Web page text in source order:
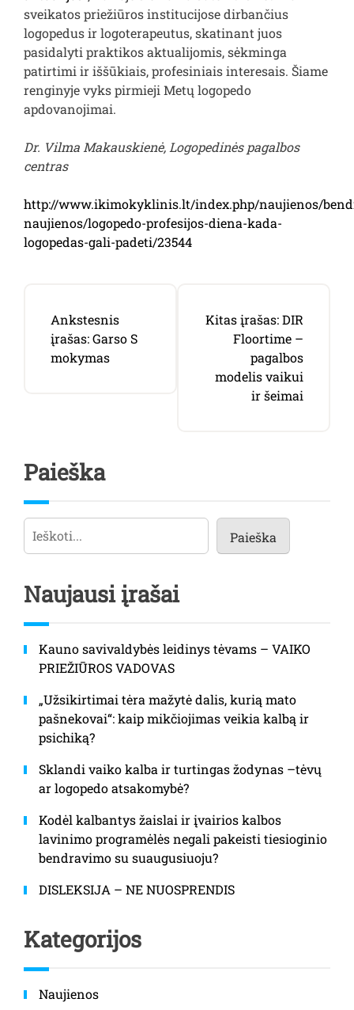
sveikatos priežiūros institucijose dirbančius
logopedus ir logoterapeutus, skatinant juos
pasidalyti praktikos aktualijomis, sėkminga
patirtimi ir iššūkiais, profesiniais interesais. Šiame
renginyje vyks pirmieji Metų logopedo
apdovanojimai.
Dr. Vilma Makauskienė, Logopedinės pagalbos
centras
http://www.ikimokyklinis.lt/index.php/naujienos/
naujienos/logopedo-profesijos-diena-kada-
logopedas-gali-padeti/23544
tarp
įrašų
Ankstesnis
įrašas:Garso S
mokymas
Kitas įrašas:DIR
Floortime –
pagalbos
modelis vaikui
ir šeimai
Paieška
Paieška
Paieška
Naujausi įrašai
Kauno savivaldybės leidinys tėvams – VAIKO
PRIEŽIŪROS VADOVAS
„Užsikirtimai tėra mažytė dalis, kurią mato
pašnekovai“: kaip mikčiojimas veikia kalbą ir
psichiką?
Sklandi vaiko kalba ir turtingas žodynas –tėvų
ar logopedo atsakomybė?
Kodėl kalbantys žaislai ir įvairios kalbos
lavinimo programėlės negali pakeisti tiesioginio
bendravimo su suaugusiuoju?
DISLEKSIJA – NE NUOSPRENDIS
Kategorijos
Naujienos